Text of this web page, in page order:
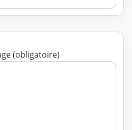
Texte de votre message (obligatoire)